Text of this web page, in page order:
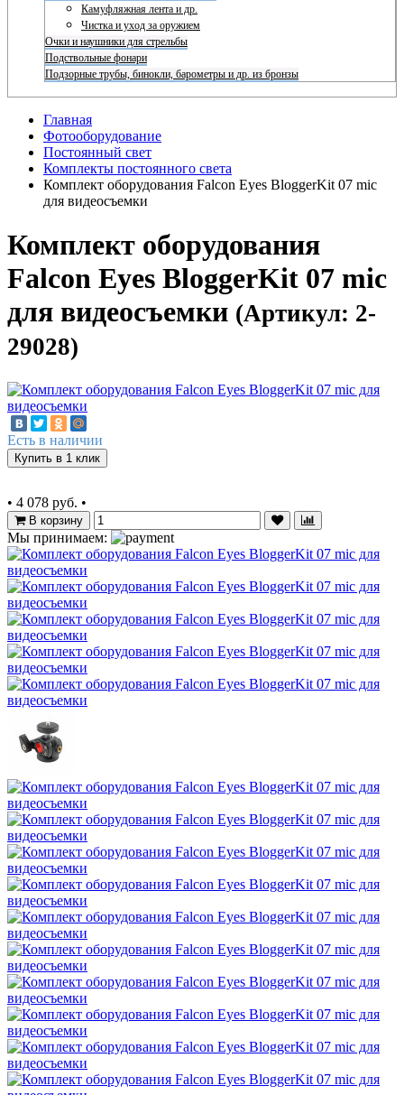
Камуфляжная лента и др.
Чистка и уход за оружием
Очки и наушники для стрельбы
Подствольные фонари
Подзорные трубы, бинокли, барометры и др. из бронзы
Главная
Фотооборудование
Постоянный свет
Комплекты постоянного света
Комплект оборудования Falcon Eyes BloggerKit 07 mic
для видеосъемки
Комплект оборудования
Falcon Eyes BloggerKit 07 mic
для видеосъемки (Артикул: 2-
29028)
Есть в наличии
Купить в 1 клик
• 4 078 руб. •
В корзину
Мы принимаем: